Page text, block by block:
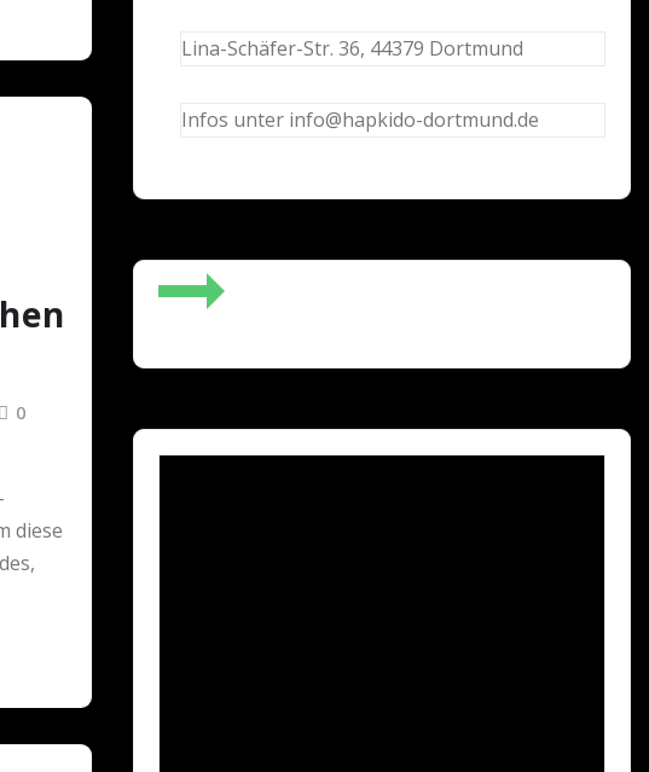
0
diese
Lina-Schäfer-Str. 36, 44379 Dortmund
Infos unter info@hapkido-dortmund.de